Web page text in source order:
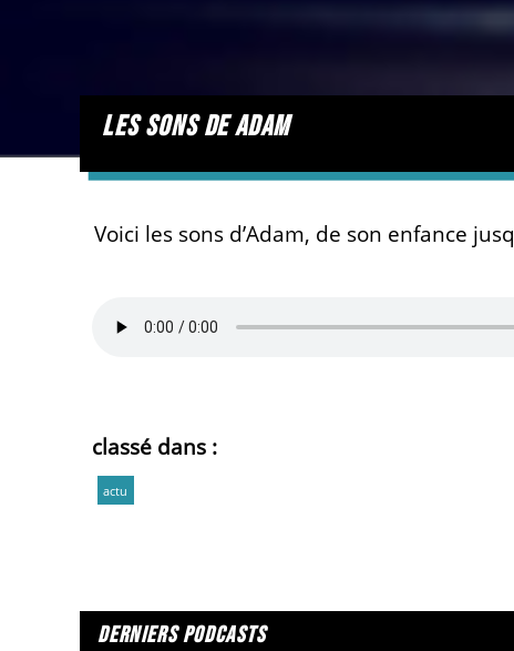
les sons de adam
Voici les sons d’Adam, de son enfance
classé dans :
actu
derniers podcasts